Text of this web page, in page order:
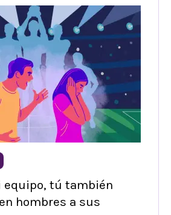
equipo, tú también
hombres a sus